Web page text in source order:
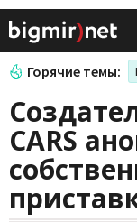
Горячие темы:
CARS